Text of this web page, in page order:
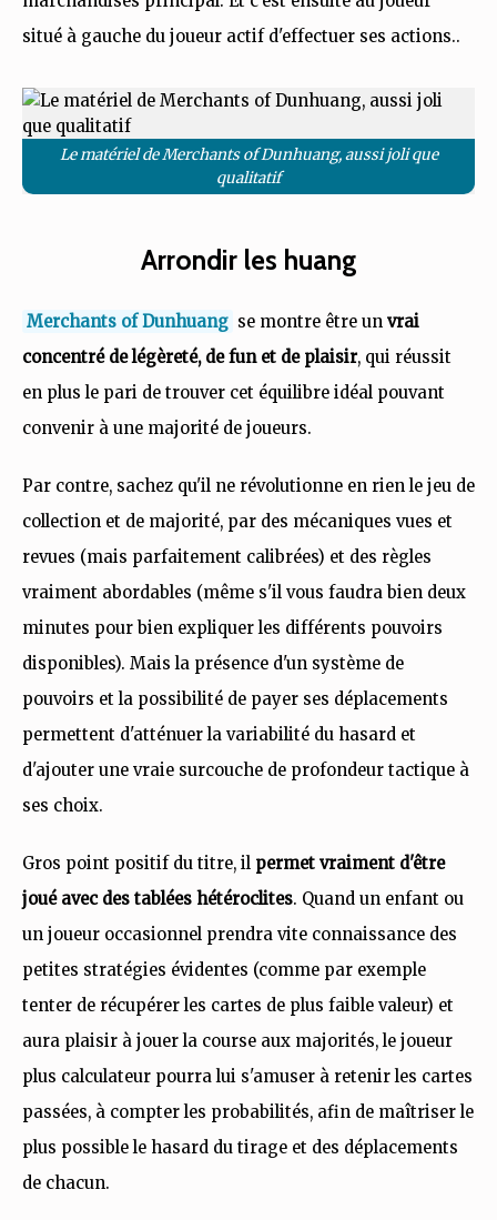
situé à gauche du joueur actif d'effectuer ses actions..
Le matériel de Merchants of Dunhuang, aussi joli que
qualitatif
Arrondir les huang
Merchants of Dunhuang se montre être un vrai
concentré de légèreté, de fun et de plaisir, qui réussit
en plus le pari de trouver cet équilibre idéal pouvant
convenir à une majorité de joueurs.
Par contre, sachez qu'il ne révolutionne en rien le jeu de
collection et de majorité, par des mécaniques vues et
revues (mais parfaitement calibrées) et des règles
vraiment abordables (même s'il vous faudra bien deux
minutes pour bien expliquer les différents pouvoirs
disponibles). Mais la présence d'un système de
pouvoirs et la possibilité de payer ses déplacements
permettent d'atténuer la variabilité du hasard et
d'ajouter une vraie surcouche de profondeur tactique à
ses choix.
Gros point positif du titre, il permet vraiment d'être
joué avec des tablées hétéroclites. Quand un enfant ou
un joueur occasionnel prendra vite connaissance des
petites stratégies évidentes (comme par exemple
tenter de récupérer les cartes de plus faible valeur) et
aura plaisir à jouer la course aux majorités, le joueur
plus calculateur pourra lui s'amuser à retenir les cartes
passées, à compter les probabilités, afin de maîtriser le
plus possible le hasard du tirage et des déplacements
de chacun.